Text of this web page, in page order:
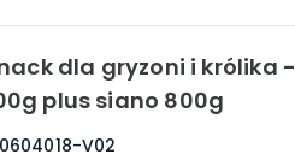
dla gryzoni i królika -
plus siano 800g
V02